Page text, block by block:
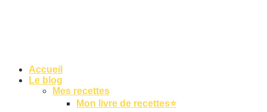
Accueil
Le blog
Mes recettes
Mon livre de recettes⭐